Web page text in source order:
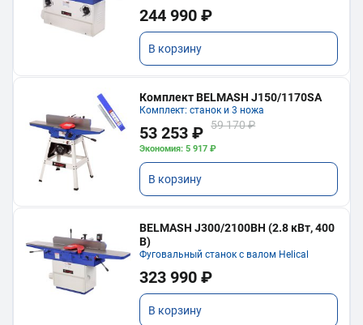
244 990 ₽
В корзину
Комплект BELMASH J150/1170SA
Комплект: станок и 3 ножа
53 253 ₽ 59 170 ₽
Экономия: 5 917 ₽
В корзину
BELMASH J300/2100ВH (2.8 кВт, 400
В)
Фуговальный станок с валом Helical
323 990 ₽
В корзину